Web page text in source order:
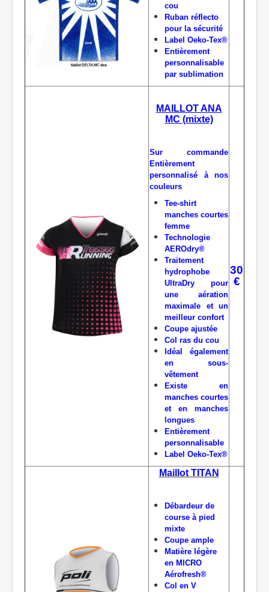
cou
Ruban réflecto
pour la sécurité
Label Oeko-Tex®
Entièrement
personnalisable
par sublimation
MAILLOT ANA
MC (mixte)
Sur commande
Entièrement
personnalisé à nos
couleurs
Tee-shirt
manches courtes
femme
Technologie
AEROdry®
Traitement
hydrophobe
UltraDry pour
une aération
maximale et un
meilleur confort
Coupe ajustée
Col ras du cou
Idéal également
en sous-
vêtement
Existe en
manches courtes
et en manches
longues
Entièrement
personnalisable
Label Oeko-Tex®
30
€
Maillot TITAN
Débardeur de
course à pied
mixte
Coupe ample
Matière légère
en MICRO
Aérofresh®
Col en V